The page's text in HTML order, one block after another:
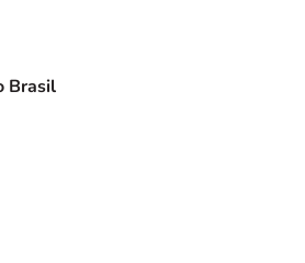
Brasil